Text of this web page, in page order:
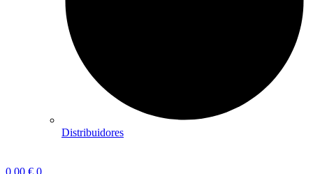
Distribuidores
0,00 € 0